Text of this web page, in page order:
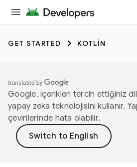
GET STARTED KOTLIN
Google, içerikleri tercih ettiğiniz
yapay zeka teknolojisini kullanır.
çevirilerinde hata olabilir.